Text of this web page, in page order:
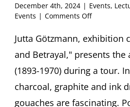
December 4th, 2024 | Events,
Events | Comments Offon
Betrayal
Ascher’s
Unpainted
Pictures
Tour
Jutta Götzmann, exhibition
and Betrayal," presents the
(1893-1970) during a tour.
charcoal, graphite and ink
gouaches are fascinating.